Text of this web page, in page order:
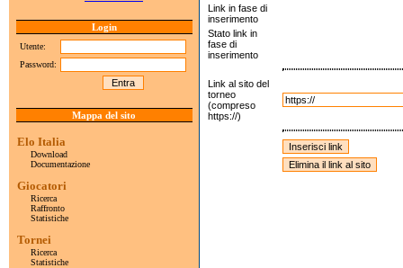
Login
Utente:
Password:
Mappa del sito
Elo Italia
Download
Documentazione
Giocatori
Ricerca
Raffronto
Statistiche
Tornei
Ricerca
Statistiche
Link in fase di
inserimento
Stato link in
fase di
inserimento
Link al sito del
torneo
(compreso
https://)